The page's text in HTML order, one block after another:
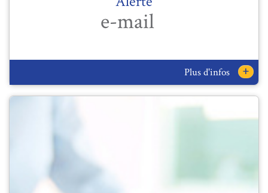
e-mail
Plus d'infos +